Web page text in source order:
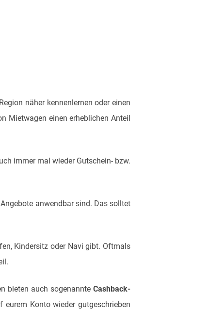
näher kennenlernen oder einen
Mietwagen einen erheblichen Anteil
immer mal wieder Gutschein- bzw.
anwendbar sind. Das solltet
Kindersitz oder Navi gibt. Oftmals
bieten auch sogenannte Cashback-
eurem Konto wieder gutgeschrieben